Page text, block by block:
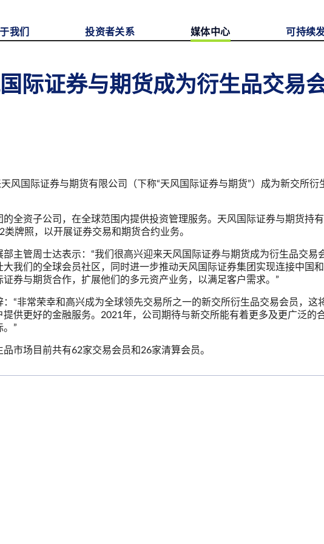
我们 投资者关系 媒体中心 可持续
际证券与期货成为衍生品交易
风国际证券与期货有限公司（下称“天风国际证券与期货”）成为新交所衍
全资子公司，在全球范围内提供投资管理服务。天风国际证券与期货持
牌照，以开展证券交易和期货合约业务。
主管周士达表示：“我们很高兴迎来天风国际证券与期货成为衍生品交易
我们的全球会员社区，同时进一步推动天风国际证券集团实现连接中国
券与期货合作，扩展他们的多元资产业务，以满足客户需求。”
“非常荣幸和高兴成为全球领先交易所之一的新交所衍生品交易会员，这
供更好的金融服务。2021年，公司期待与新交所能有着更多及更广泛的
”
市场目前共有62家交易会员和26家清算会员。